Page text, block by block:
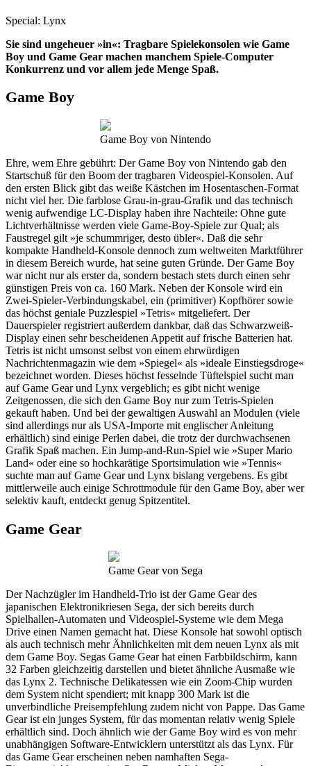
Special: Lynx
Sie sind ungeheuer »in«: Tragbare Spielekonsolen wie Game
Boy und Game Gear machen manchem Spiele-Computer
Konkurrenz und vor allem jede Menge Spaß.
Game Boy
Game Boy von Nintendo
Ehre, wem Ehre gebührt: Der Game Boy von Nintendo gab den
Startschuß für den Boom der tragbaren Videospiel-Konsolen. Auf
den ersten Blick gibt das weiße Kästchen im Hosentaschen-Format
nicht viel her. Die farblose Grau-in-grau-Grafik und das technisch
wenig aufwendige LC-Display haben ihre Nachteile: Ohne gute
Lichtverhältnisse werden viele Game-Boy-Spiele zur Qual; als
Faustregel gilt »je schummriger, desto übler«. Daß die sehr
kompakte Handheld-Konsole dennoch zum weltweiten Marktführer
in diesem Bereich wurde, hat seine guten Gründe. Der Game Boy
war nicht nur als erster da, sondern bestach stets durch einen sehr
günstigen Preis von ca. 160 Mark. Neben der Konsole wird ein
Zwei-Spieler-Verbindungskabel, ein (primitiver) Kopfhörer sowie
das höchst geniale Puzzlespiel »Tetris« mitgeliefert. Der
Dauerspieler registriert außerdem dankbar, daß das Schwarzweiß-
Display einen sehr bescheidenen Appetit auf frische Batterien hat.
Tetris ist nicht umsonst selbst von einem ehrwürdigen
Nachrichtenmagazin wie dem »Spiegel« als »ideale Einstiegsdroge«
bezeichnet worden. Dieses höchst fesselnde Tüftelspiel sucht man
auf Game Gear und Lynx vergeblich; es gibt nicht wenige
Zeitgenossen, die sich den Game Boy nur zum Tetris-Spielen
gekauft haben. Und bei der gewaltigen Auswahl an Modulen (viele
sind allerdings nur als USA-Importe mit englischer Anleitung
erhältlich) sind einige Perlen dabei, die trotz der durchwachsenen
Grafik Spaß machen. Ein Jump-and-Run-Spiel wie »Super Mario
Land« oder eine so hochkarätige Sportsimulation wie »Tennis«
suchte man auf Game Gear und Lynx bislang vergebens. Es gibt
mittlerweile auch einige Schrottmodule für den Game Boy, aber wer
selektiv kauft, entdeckt genug Spitzentitel.
Game Gear
Game Gear von Sega
Der Nachzügler im Handheld-Trio ist der Game Gear des
japanischen Elektronikriesen Sega, der sich bereits durch
Spielhallen-Automaten und Videospiel-Systeme wie dem Mega
Drive einen Namen gemacht hat. Diese Konsole hat sowohl optisch
als auch technisch mehr Ähnlichkeiten mit dem neuen Lynx als mit
dem Game Boy. Segas Game Gear hat einen Farbbildschirm, kann
32 Farben gleichzeitig darstellen und bietet ähnliche Ausmaße wie
das Lynx 2. Technische Delikatessen wie ein Zoom-Chip wurden
dem System nicht spendiert; mit knapp 300 Mark ist die
unverbindliche Preisempfehlung zudem nicht von Pappe. Das Game
Gear ist ein junges System, für das momentan relativ wenig Spiele
erhältlich sind. Doch ähnlich wie der Game Boy wird es von mehr
unabhängigen Software-Entwicklern unterstützt als das Lynx. Für
das Game Gear erscheinen neben namhaften Sega-